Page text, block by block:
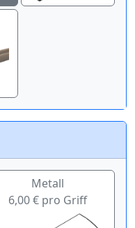
Metall
6,00 € pro Griff